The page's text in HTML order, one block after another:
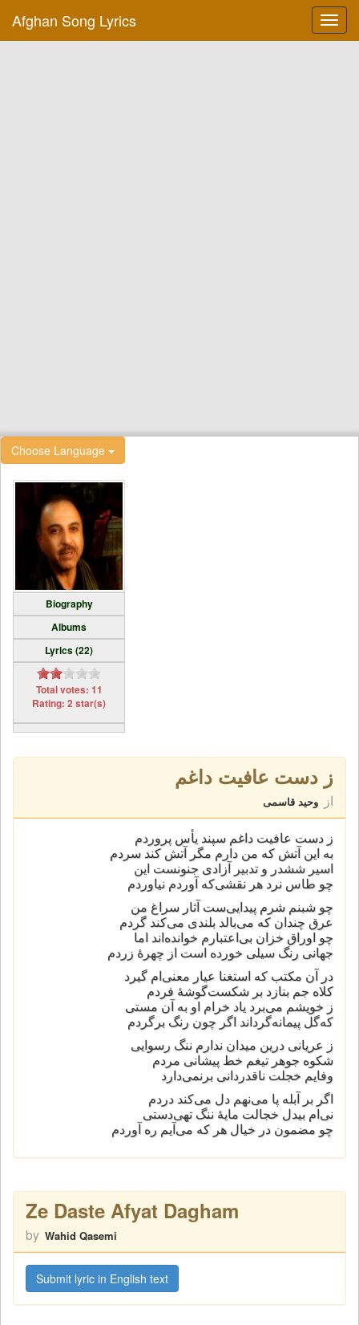
Afghan Song Lyrics
Choose Language
Biography
Albums
Lyrics (22)
Total votes: 11
Rating: 2 star(s)
ز دست عافیت داغم
از وحید قاسمی
ز دست عافیت داغم سپند یأس پروردم
به این آتش که من دارم مگر آتش‌ کند سردم
اسیر ششدر و تدبیر آزادی جنونست این
چو طاس نرد هر نقشی‌که آوردم نیاوردم
چو شبنم شرم پیدایی‌ست آثار سراغ من
عرق چندان که می‌بالد بلندی می‌کند گردم
چو اوراق خزان بی‌اعتبارم خوانده‌اند اما
جهانی رنگ سیلی خورده است از چهرهٔ زردم
در آن مکتب که استغنا عیار معنی‌ام ‌گیرد
کلاه جم بنازد بر شکست‌گوشهٔ فردم
ز خویشم می‌برد یاد خرام او به آن مستی
که‌گل پیمانه‌گرداند اگر چون رنگ برگردم
ز عریانی درین میدان ندارم ننگ رسوایی
شکوه جوهر تیغم خط پیشانی مردم
وفایم خجلت ناقدردانی برنمی‌دارد
اگر بر آبله پا می‌نهم دل می‌کند دردم
نی‌ام بیدل خجالت مایهٔ ننگ تهی‌دستی
چو مضمون در خیال هر که می‌آیم ره آوردم
Ze Daste Afyat Dagham
by Wahid Qasemi
Submit lyric in English text